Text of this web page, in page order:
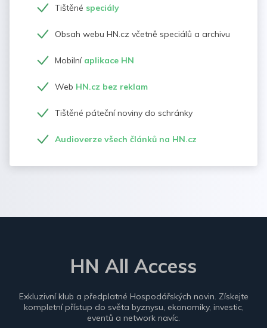
Tištěné speciály
Obsah webu HN.cz včetně speciálů a archivu
Mobilní aplikace HN
Web HN.cz bez reklam
Tištěné páteční noviny do schránky
Audioverze všech článků na HN.cz
HN All Access
Exkluzivní klub a předplatné Hospodářských novin. Získejte
kompletní přístup do světa byznysu, ekonomiky, investic,
eventů a network navíc.